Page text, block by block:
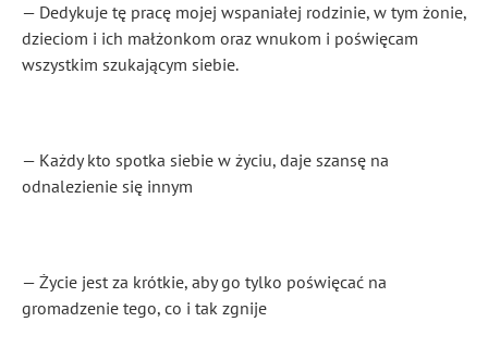
— Dedykuje tę pracę mojej wspaniałej rodzinie, w tym żonie,
dzieciom i ich małżonkom oraz wnukom i poświęcam
wszystkim szukającym siebie.
— Każdy kto spotka siebie w życiu, daje szansę na
odnalezienie się innym
— Życie jest za krótkie, aby go tylko poświęcać na
gromadzenie tego, co i tak zgnije